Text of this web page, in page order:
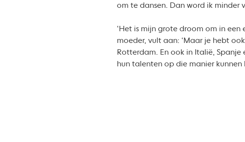
om te dansen. Dan word ik minder
‘Het is mijn grote droom om in een
moeder, vult aan: ‘Maar je hebt
Rotterdam. En ook in Italië,
hun talenten op die manier kunnen